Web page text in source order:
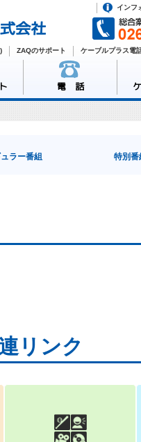
インフ
電 話
ケーブルプラス電
ZAQのサポート
ラー番組 特別番
リンク